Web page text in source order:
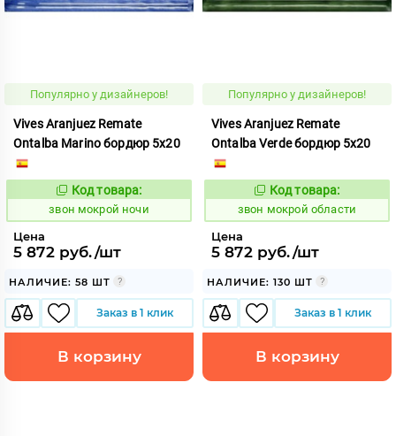
Популярно у дизайнеров!
Vives Aranjuez Remate
Ontalba Marino бордюр 5x20
460436
Код товара:
звон мокрой ночи
Цена
5 872 руб./шт
НАЛИЧИЕ: 58 ШТ
Заказ в 1 клик
В корзину
Популярно у дизайнеров!
Vives Aranjuez Remate
Ontalba Verde бордюр 5x20
460438
Код товара:
звон мокрой области
Цена
5 872 руб./шт
НАЛИЧИЕ: 130 ШТ
Заказ в 1 клик
В корзину